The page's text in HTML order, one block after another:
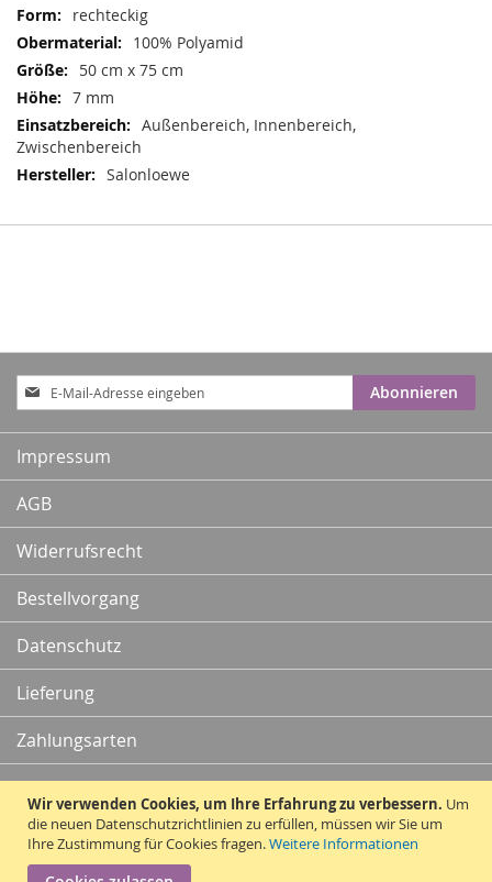
Wir verwenden Cookies, um Ihre Erfahrung zu verbessern. Um
die neuen Datenschutzrichtlinien zu erfüllen, müssen wir Sie um
Ihre Zustimmung für Cookies fragen.Weitere Informationen
rechteckig
100% Polyamid
50 cm x 75 cm
7 mm
Außenbereich, Innenbereich,
Zwischenbereich
Salonloewe
Anmeldung
zum
Newsletter:
Abonnieren
Impressum
AGB
Widerrufsrecht
Bestellvorgang
Datenschutz
Lieferung
Zahlungsarten
Kontakt
Vertrag widerrufen